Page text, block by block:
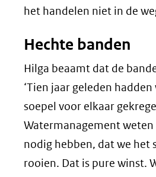
het handelen niet in de
Hechte banden
Hilga beaamt dat de
‘Tien jaar geleden
soepel voor elkaar
Watermanagement
nodig hebben, dat we het
rooien. Dat is pure winst.